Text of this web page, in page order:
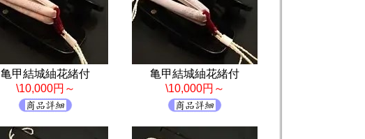
亀甲結城紬花緒付
\10,000円～
亀甲結城紬花緒付
\10,000円～